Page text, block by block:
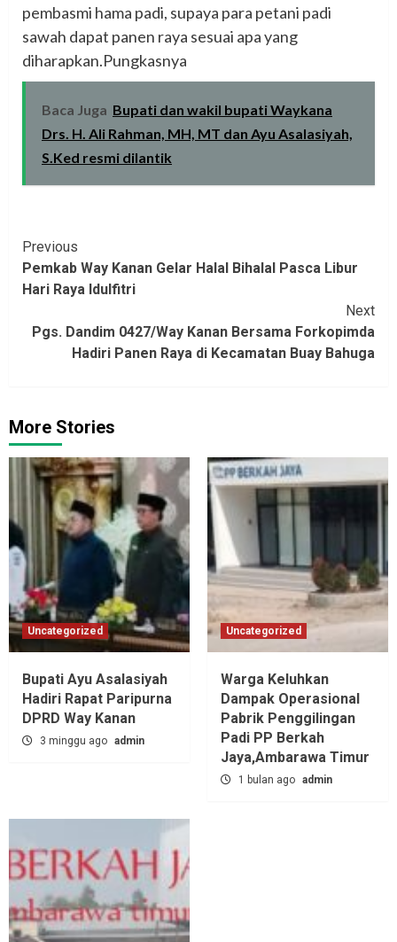
pembasmi hama padi, supaya para petani padi
sawah dapat panen raya sesuai apa yang
diharapkan.Pungkasnya
Baca Juga Bupati dan wakil bupati Waykana
Drs. H. Ali Rahman, MH, MT dan Ayu Asalasiyah,
S.Ked resmi dilantik
Continue
Reading
Previous
Pemkab Way Kanan Gelar Halal Bihalal Pasca Libur
Hari Raya Idulfitri
Next
Pgs. Dandim 0427/Way Kanan Bersama Forkopimda
Hadiri Panen Raya di Kecamatan Buay Bahuga
More Stories
Uncategorized
Bupati Ayu Asalasiyah
Hadiri Rapat Paripurna
DPRD Way Kanan
3 minggu ago admin
Uncategorized
Warga Keluhkan
Dampak Operasional
Pabrik Penggilingan
Padi PP Berkah
Jaya,‎Ambarawa Timur
1 bulan ago admin